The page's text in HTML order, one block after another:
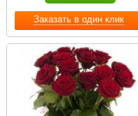
Заказать в один клик